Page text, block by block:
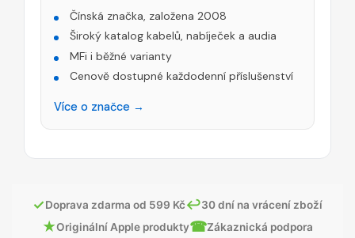
Čínská značka, založena 2008
Široký katalog kabelů, nabíječek a audia
MFi i běžné varianty
Cenově dostupné každodenní příslušenství
Více o značce →
✓Doprava zdarma od 599 Kč↩30 dní na vrácení zboží
★Originální Apple produkty☎Zákaznická podpora